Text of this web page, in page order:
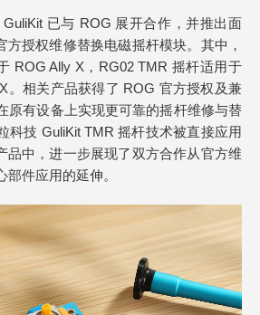
已与 ROG 展开合作，并推出面
方授权维修替换电磁摇杆模块。其中，
ROG Ally X，RG02 TMR 摇杆适用于
。相关产品获得了 ROG 官方授权及兼
原有设备上实现更可靠的摇杆维修与替
科技 GuliKit TMR 摇杆技术被直接应用
品中，进一步展现了双方合作从官方维
件应用的延伸。